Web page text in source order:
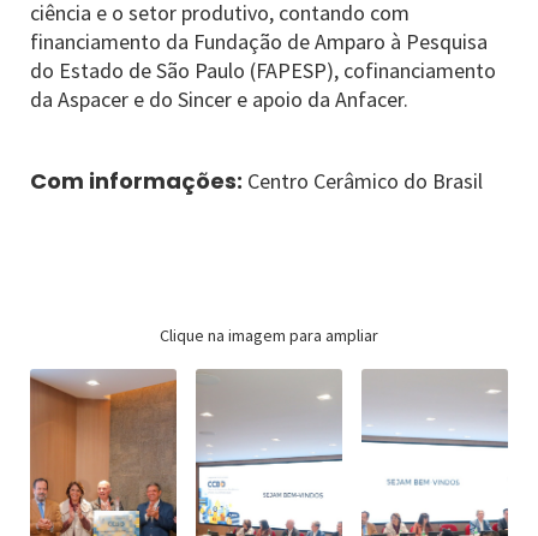
ciência e o setor produtivo, contando com
financiamento da Fundação de Amparo à Pesquisa
do Estado de São Paulo (FAPESP), cofinanciamento
da Aspacer e do Sincer e apoio da Anfacer.
Com informações: Centro Cerâmico do Brasil
Clique na imagem para ampliar